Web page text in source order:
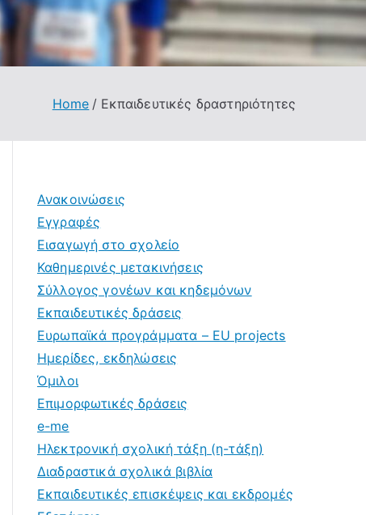
Home Εκπαιδευτικές δραστηριότητες
Ανακοινώσεις
Εγγραφές
Εισαγωγή στο σχολείο
Καθημερινές μετακινήσεις
Σύλλογος γονέων και κηδεμόνων
Εκπαιδευτικές δράσεις
Ευρωπαϊκά προγράμματα – EU projects
Ημερίδες, εκδηλώσεις
Όμιλοι
Επιμορφωτικές δράσεις
e-me
Ηλεκτρονική σχολική τάξη (η-τάξη)
Διαδραστικά σχολικά βιβλία
Εκπαιδευτικές επισκέψεις και εκδρομές